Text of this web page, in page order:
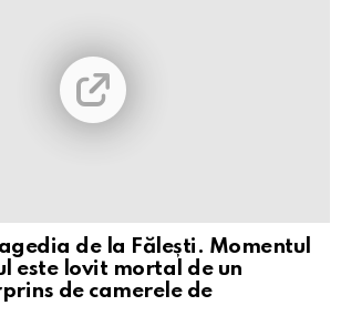
de la Fălești. Momentul
este lovit mortal de un
de camerele de